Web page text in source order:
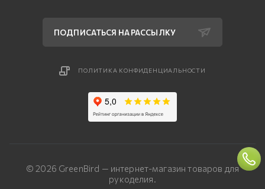
ПОДПИСАТЬСЯ НА РАССЫЛКУ
ПОЛИТИКА КОНФИДЕНЦИАЛЬНОСТИ
© 2026 GreenBird — интернет-магазин товаров для
рукоделия.